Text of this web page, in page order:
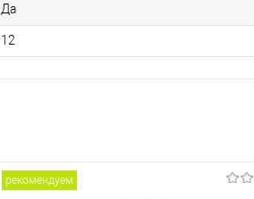
Да
12
рекомендуем